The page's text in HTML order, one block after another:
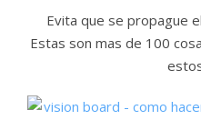
Evita que se propague
Estas son mas de 100